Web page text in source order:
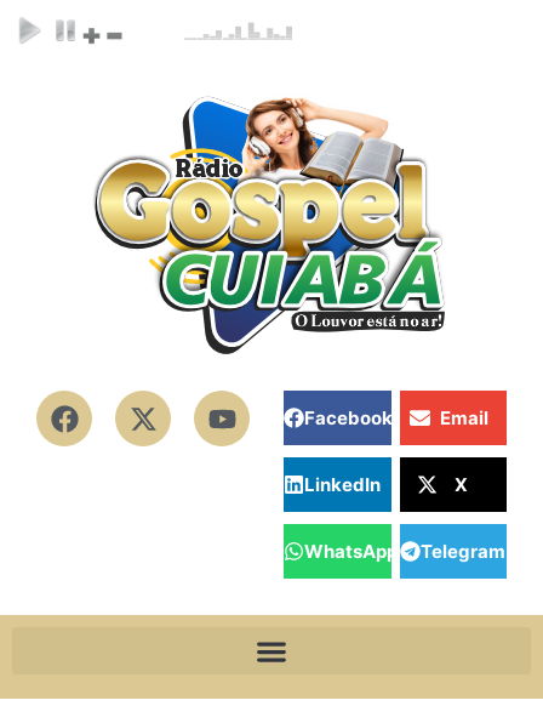
Facebook Email
LinkedIn X
WhatsApp Telegram